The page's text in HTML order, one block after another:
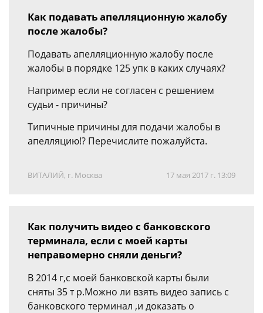
Как подавать апелляционную жалобу
после жалобы?
Подавать апелляционную жалобу после
жалобы в порядке 125 упк в каких случаях?
Например если не согласен с решением
судьи - причины?
Типичные причины для подачи жалобы в
апелляцию!? Перечислите пожалуйста.
ВИТАЛИЙ, г. Москва 17 мая 2017 г. 13:09
Как получить видео с банковского
терминала, если с моей карты
неправомерно сняли деньги?
В 2014 г,с моей банковской карты были
сняты 35 т р.Можно ли взять видео запись с
банковского терминал ,и доказать о